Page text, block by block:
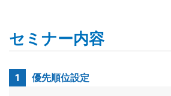
セミナー内容
1 優先順位設定